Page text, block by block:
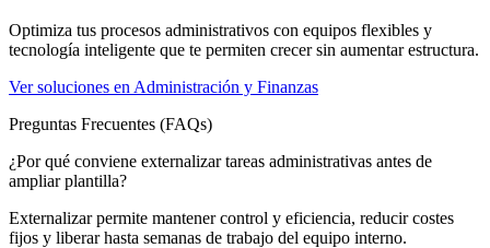
Optimiza tus procesos administrativos con equipos flexibles y
tecnología inteligente que te permiten crecer sin aumentar estructura.
Ver soluciones en Administración y Finanzas
Preguntas Frecuentes (FAQs)
¿Por qué conviene externalizar tareas administrativas antes de
ampliar plantilla?
Externalizar permite mantener control y eficiencia, reducir costes
fijos y liberar hasta semanas de trabajo del equipo interno.